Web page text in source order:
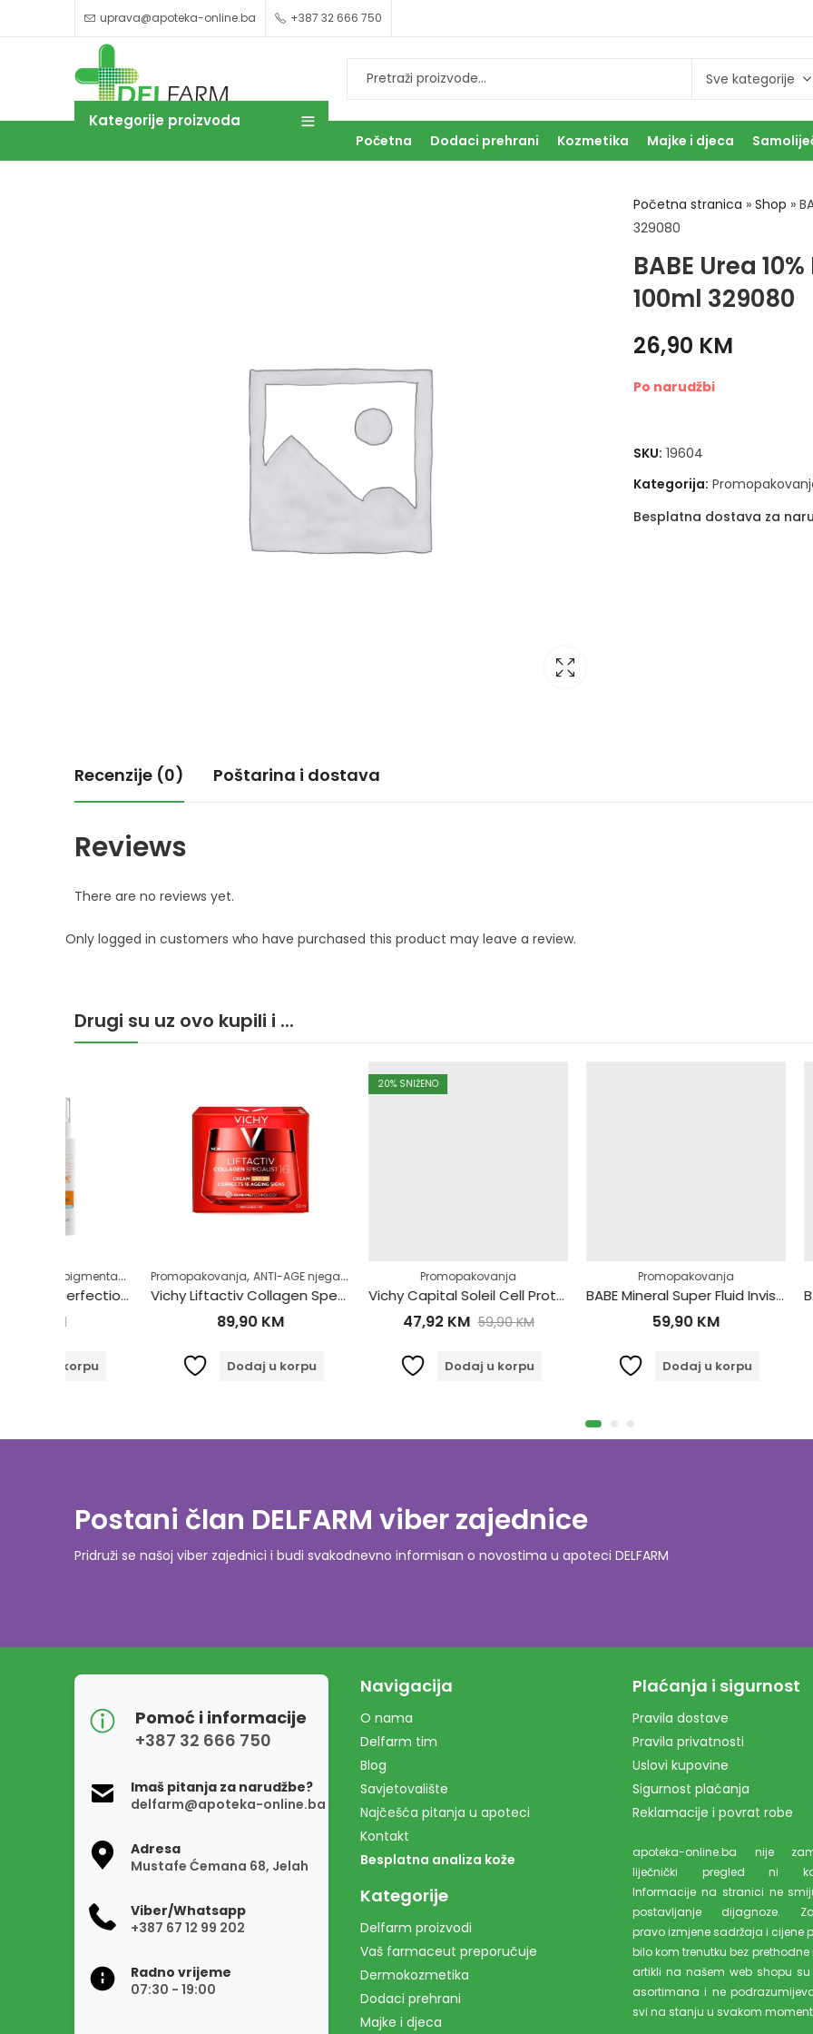
uprava@apoteka-online.ba +387 32 666 750
Kategorije proizvoda
Početna Dodaci prehrani Kozmetika Majke i djeca
Početna stranica » Shop »
329080
BABE Urea
100ml 329080
26,90 KM
Po narudžbi
SKU: 19604
Kategorija:
Besplatna dostava za
Recenzije (0) Poštarina i dostava
Reviews
There are no reviews yet.
Only logged in customers who have purchased this product may leave a review.
Drugi su uz ovo kupili i ...
Zaštita za tijelo Njega lica,Sniženje ,Sunce,Zaštita za lice
Promopakovanja,ANTI-AGE njega,Dermokozmetika Njega lica,Zaštita za lice
Vichy Liftactiv Collagen Specialist 16 Krema SPF50 50ml
Dodaj u korpu
Promopakovanja
Vichy Capital Soleil Cell Protect Zaštitno Ulje SPF30 200ml
59,90KM
Dodaj u korpu
Promopakovanja
BABE Mineral Super Fluid Invisible SPF50 50ml 632463
Dodaj u korpu
Postani član DELFARM viber zajednice
Pridruži se našoj viber zajednici i budi svakodnevno informisan o novostima u apoteci DELFARM
Pomoć i informacije
+387 32 666 750
Imaš pitanja za narudžbe?
delfarm@apoteka-online.ba
Adresa
Mustafe Ćemana 68, Jelah
Viber/Whatsapp
+387 67 12 99 202
Radno vrijeme
07:30 - 19:00
Navigacija
O nama
Delfarm tim
Blog
Savjetovalište
Najčešća pitanja u apoteci
Kontakt
Besplatna analiza kože
Kategorije
Delfarm proizvodi
Vaš farmaceut preporučuje
Dermokozmetika
Dodaci prehrani
Majke i djeca
Plaćanja i sigurnost
Pravila dostave
Pravila privatnosti
Uslovi kupovine
Sigurnost plaćanja
Reklamacije i povrat robe
apoteka-online.ba nije
liječnički pregled ni
Informacije na stranici ne
postavljanje dijagnoze.
pravo izmjene sadržaja i cijene
bilo kom trenutku bez prethodne
artikli na našem web shopu
asortimana i ne
svi na stanju u svakom